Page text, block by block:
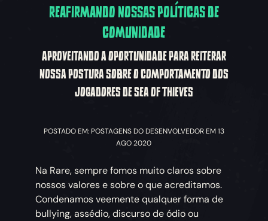
REAFIRMANDO NOSSAS POLÍTICAS DE
COMUNIDADE
APROVEITANDO A OPORTUNIDADE PARA REITERAR
NOSSA POSTURA SOBRE O COMPORTAMENTO DOS
JOGADORES DE SEA OF THIEVES
POSTADO EM: POSTAGENS DO DESENVOLVEDOR EM 13
AGO 2020
Na Rare, sempre fomos muito claros sobre
nossos valores e sobre o que acreditamos.
Condenamos veemente qualquer forma de
bullying, assédio, discurso de ódio ou